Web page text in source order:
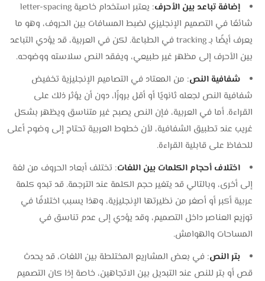
إضافة تباعد بين الأحرف
: يعتبر استخدام خاصية letter-spacing
شائعًا في التصميم الإنجليزي لضبط المسافات بين الحروف، وهو ما
يعرف أيضًا بـ tracking في الطباعة. لكن في العربية، قد يؤدي التباعد
بين الأحرف إلى مظهر غير طبيعي، ويفقد النص سلاسته ووضوحه.
شفافية النص: من المعتاد في التصاميم الإنجليزية تخفيض
شفافية النص لجعله ثانويًا أو أقل بروزًا، دون أن يؤثر ذلك على
القراءة. أما في العربية، فإن النص يصبح غير متناسق ويظهر بشكل
غريب عند تطبيق الشفافية، لأن خطوط العربية تحتاج إلى وضوح أعلى
للحفاظ على قابلية القراءة.
اختلاف أحجام الكلمات بين اللغات: تختلف أبعاد الحروف من لغة
إلى أخرى، وبالتالي قد يتغير حجم الكلمة عند الترجمة. قد تبدو كلمة
عربية أكبر أو أصغر من نظيرتها الإنجليزية، وهذا يسبب اختلافًا في
توزيع العناصر داخل التصميم، وقد يؤدي إلى عدم تناسق في
المساحات والهوامش.
بتر النص: في بعض المشاريع المختلطة بين اللغات، قد يحدث
قص أو بتر للنص عند التبديل بين الاتجاهين، خاصة إذا كان التصميم